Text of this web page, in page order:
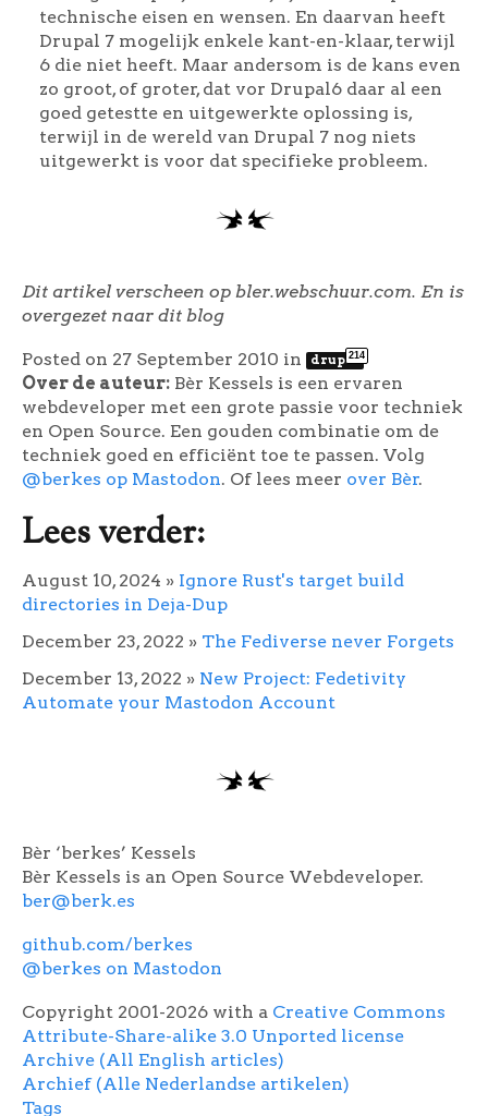
technische eisen en wensen. En daarvan heeft
Drupal 7 mogelijk enkele kant-en-klaar, terwijl
6 die niet heeft. Maar andersom is de kans even
zo groot, of groter, dat vor Drupal6 daar al een
goed getestte en uitgewerkte oplossing is,
terwijl in de wereld van Drupal 7 nog niets
uitgewerkt is voor dat specifieke probleem.
Dit artikel verscheen op bler.webschuur.com. En is
overgezet naar dit blog
Posted on 27 September 2010 in drupal
214
Over de auteur: Bèr Kessels is een ervaren
webdeveloper met een grote passie voor techniek
en Open Source. Een gouden combinatie om de
techniek goed en efficiënt toe te passen. Volg
@berkes op Mastodon. Of lees meer over Bèr.
Lees verder:
August 10, 2024 » Ignore Rust's target build
directories in Deja-Dup
December 23, 2022 » The Fediverse never Forgets
December 13, 2022 » New Project: Fedetivity
Automate your Mastodon Account
Bèr ‘berkes’ Kessels
Bèr Kessels is an Open Source Webdeveloper.
ber@berk.es
github.com/berkes
@berkes on Mastodon
Copyright 2001-2026 with a Creative Commons
Attribute-Share-alike 3.0 Unported license
Archive (All English articles)
Archief (Alle Nederlandse artikelen)
Tags